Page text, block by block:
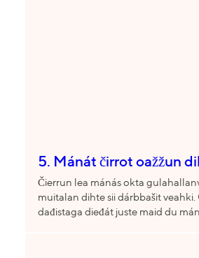
5. Mánát čirrot oažžun
Čierrun lea mánás okta
muitalan dihte sii dárbbašit veahki.
dađistaga dieđát juste maid du